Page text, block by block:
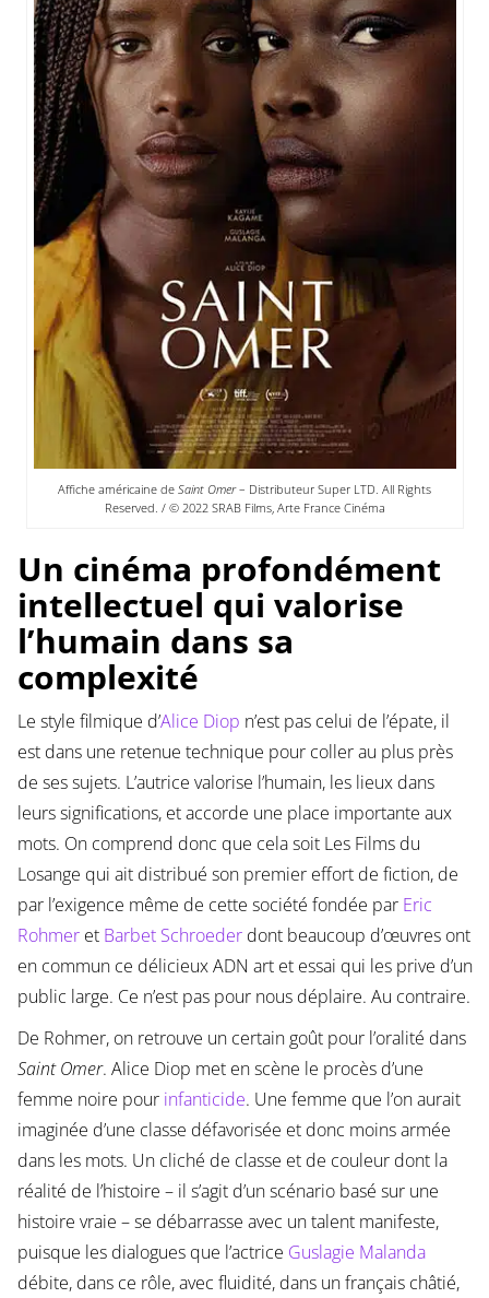
Affiche américaine de Saint Omer– Distributeur Super LTD. All Rights
Reserved. / © 2022 SRAB Films, Arte France Cinéma
Un cinéma profondément
intellectuel qui valorise
l’humain dans sa
complexité
Le style filmique d’Alice Diop n’est pas celui de l’épate, il
est dans une retenue technique pour coller au plus près
de ses sujets. L’autrice valorise l’humain, les lieux dans
leurs significations, et accorde une place importante aux
mots. On comprend donc que cela soit Les Films du
Losange qui ait distribué son premier effort de fiction, de
par l’exigence même de cette société fondée par Eric
Rohmeret Barbet Schroederdont beaucoup d’œuvres ont
en commun ce délicieux ADN art et essai qui les prive d’un
public large. Ce n’est pas pour nous déplaire. Au contraire.
De Rohmer, on retrouve un certain goût pour l’oralité dans
Saint Omer. Alice Diop met en scène le procès d’une
femme noire pour infanticide. Une femme que l’on aurait
imaginée d’une classe défavorisée et donc moins armée
dans les mots. Un cliché de classe et de couleur dont la
réalité de l’histoire – il s’agit d’un scénario basé sur une
histoire vraie – se débarrasse avec un talent manifeste,
puisque les dialogues que l’actrice Guslagie Malanda
débite, dans ce rôle, avec fluidité, dans un français châtié,